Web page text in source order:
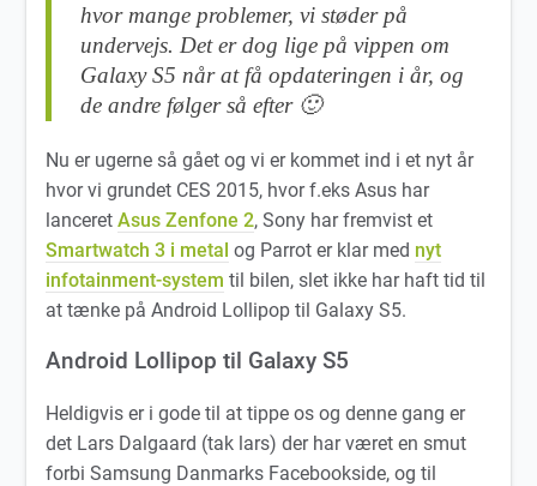
hvor mange problemer, vi støder på
undervejs. Det er dog lige på vippen om
Galaxy S5 når at få opdateringen i år, og
de andre følger så efter 🙂
Nu er ugerne så gået og vi er kommet ind i et nyt år
hvor vi grundet CES 2015, hvor f.eks Asus har
lanceretAsus Zenfone 2, Sony har fremvist et
Smartwatch 3 i metal og Parrot er klar med nyt
infotainment-system til bilen, slet ikke har haft tid til
at tænke på Android Lollipop til Galaxy S5.
Android Lollipop til Galaxy S5
Heldigvis er i gode til at tippe os og denne gang er
det Lars Dalgaard (tak lars) der har været en smut
forbi Samsung Danmarks Facebookside, og til